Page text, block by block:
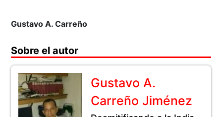
Gustavo A. Carreño
Sobre el autor
Gustavo A.
Carreño Jiménez